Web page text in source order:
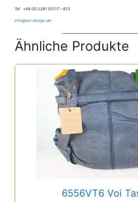
Tel +49 (0) 2261 50117 – 613
info@voi-design.de
Ähnliche Produkte
6556VT6 Voi